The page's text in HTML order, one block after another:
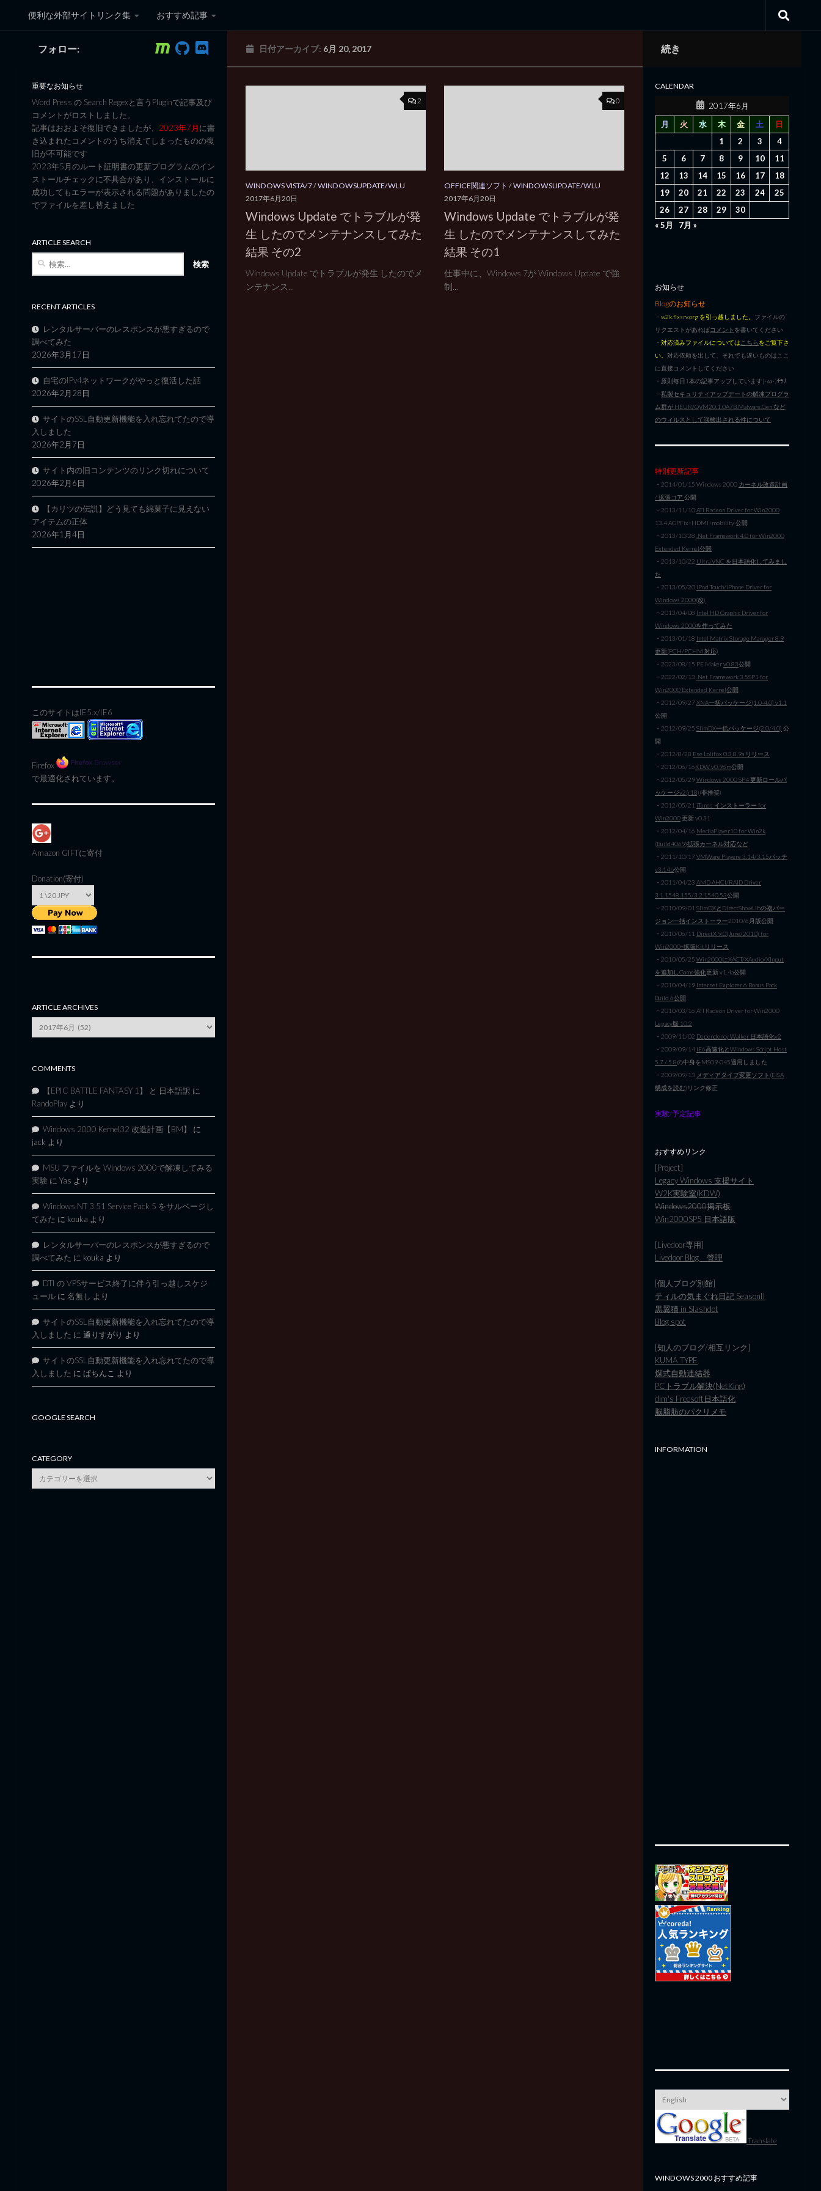
コンテンツへスキップ
便利な外部サイトリンク集 おすすめ記事
黒翼猫のコンピュータ日記 3rd Edition
日付アーカイブ: 6月 20, 2017
2
WINDOWS VISTA/7/WINDOWSUPDATE/WLU
2017年6月20日
Windows Update でトラブルが発
生 したのでメンテナンスしてみた
結果 その2
Windows Update でトラブルが発生 したのでメ
ンテナンス...
0
OFFICE関連ソフト /WINDOWSUPDATE/WLU
2017年6月20日
Windows Update でトラブルが発
生 したのでメンテナンスしてみた
結果 その1
仕事中に、Windows 7が Windows Update で強
制...
フォロー:
重要なお知らせ
Word Press の Search Regexと言うPluginで記事及び
コメントがロストしました。
記事はおおよそ復旧できましたが、 2023年7月に書
き込まれたコメントのうち消えてしまったものの復
旧が不可能です
2023年5月のルート証明書の更新プログラムのイン
ストールチェックに不具合があり、インストールに
成功してもエラーが表示される問題がありましたの
でファイルを差し替えました
ARTICLE SEARCH
RECENT ARTICLES
レンタルサーバーのレスポンスが悪すぎるので
調べてみた
2026年3月17日
自宅のIPv4ネットワークがやっと復活した話
2026年2月28日
サイトのSSL自動更新機能を入れ忘れてたので導
入しました
2026年2月7日
サイト内の旧コンテンツのリンク切れについて
2026年2月6日
【カリツの伝説】どう見ても綿菓子に見えない
アイテムの正体
2026年1月4日
このサイトはIE5.x/IE6
Firefox
で最適化されています。
Amazon GIFTに寄付
Donation(寄付)
ARTICLE ARCHIVES
Archives
COMMENTS
【EPIC BATTLE FANTASY 1】 と 日本語訳 に
RandoPlay より
Windows 2000 Kernel32 改造計画【BM】
に
jack より
MSU ファイルを Windows 2000で解凍してみる
実験 に Yas より
Windows NT 3.51 Service Pack 5 をサルベージし
てみた に kouka より
レンタルサーバーのレスポンスが悪すぎるので
調べてみた に kouka より
DTI の VPSサービス終了に伴う引っ越しスケジ
ュール に 名無し より
サイトのSSL自動更新機能を入れ忘れてたので導
入しました に 通りすがり より
サイトのSSL自動更新機能を入れ忘れてたので導
入しました に ぱちんこ より
GOOGLE SEARCH
CATEGORY
category
続き
CALENDAR
2017年6月
月
火 水 木 金 土
日
1
2 3
4
5
6 7 8 9 10
11
12
13 14 15 16 17
18
19
20 21 22 23 24
25
26
27 28 29
30
« 5月
7月 »
お知らせ
Blogのお知らせ
・ w2k.flxsrv.org を引っ越しました。 ファイルの
リクエストがあればコメント を書いてください
・ 対応済みファイルについては こちらをご覧下さ
い。 対応依頼を出して、それでも遅いものはここ
に直接コメントしてください
・原則毎日1本の記事アップしています|･ω･)ﾁﾗﾘ
・ 私製セキュリティアップデートの解凍プログラ
ム群が HEUR/QVM20.1.0A7B.Malware.Gen など
のウィルスとして誤検出される件について
特別更新記事
・2014/01/15 Windows 2000 カーネル改造計画
/ 拡張コア 公開
・2013/11/10ATI Radeon Driver for Win2000
13.4 AGPFix+HDMI+mobility 公開
・2013/10/28 .Net Framework 4.0 for Win2000
Extended Kernel公開
・2013/10/22 Ultra VNC を日本語化してみまし
た
・2013/05/20 iPod Touch/iPhone Driver for
Windows 2000(改)
・2013/04/08 Intel HD Graphic Driver for
Windows 2000を作ってみた
・2013/01/18 Intel Matrix Storage Manager 8.9
更新(PCH/PCHM 対応)
・2023/08/15 PE Makerv0.83公開
・2022/02/13 .Net Framework 3.5SP1 for
Win2000 Extended Kernel公開
・2012/09/27XNA一括パッケージ(1.0-4.0) v1.1
公開
・2012/09/25 SlimDX一括パッケージ(2.0/4.0) 公
開
・2012/8/28 Ese Lolifox 0.3.8.9a リリース
・2012/06/16KDW v0.96m公開
・2012/05/29Windows 2000 SP4 更新ロールパ
ッケージv2(r18)(非推奨)
・2012/05/21 iTunes インストーラー for
Win2000更新 v0.31
・2012/04/16 MediaPlayer10 for Win2k
(Build4069)拡張カーネル対応など
・2011/10/17VMWare Playere 3.14/3.15パッチ
v3.14b公開
・2011/04/23 AMD AHCI/RAID Driver
3.1.1548.155/3.2.1540.53公開
・2010/09/01 SlimDXとDirectShowLibの複バー
ジョン一括インストーラー2010/6月版公開
・2010/06/11 DirectX 9.0(June/2010) for
Win2000+拡張Kitリリース
・2010/05/25 Win2000にXACT/XAudio/XInput
を追加しGame強化更新 v1.4a公開
・2010/04/19 Internet Explorer 6 Bonus Pack
Build 6公開
・2010/03/16 ATI Radeon Driver for Win2000
Legacy版 10.2
・2009/11/02 Dependency Walker 日本語化v2
・2009/09/14 IE6高速化とWindows Script Host
5.7 / 5.8の中身をMS09-045適用しました
・2009/09/13 メディアタイプ変更ソフト(EISA
構成を読む) リンク修正
実験/予定記事
おすすめリンク
[Project]
Legacy Windows 支援サイト
W2K実験室(KDW)
Windows2000掲示板
Win2000SP5 日本語版
[Livedoor専用]
Livedoor Blog 管理
[個人ブログ別館]
ティルの気まぐれ日記 SeasonII
黒翼猫 in Slashdot
Blog spot
[知人のブログ/相互リンク]
KUMA TYPE
煤式自動連結器
PCトラブル解決(NetKing)
dim's Freesoft日本語化
脳脂肪のパクリメモ
INFORMATION
Translate
WINDOWS 2000 おすすめ記事